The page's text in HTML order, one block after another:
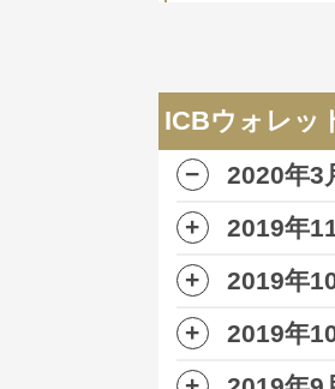
1
まさかＩＣＢウォ
んじゃないかなっ
匿名
2
ＩＣＢウォレッ
たがらないですか
ICBウォレッ
2020年3
2019年
2019年11月
2019年
2019年10月
2019年